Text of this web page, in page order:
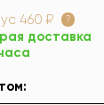
460 ₽ ?
доставка